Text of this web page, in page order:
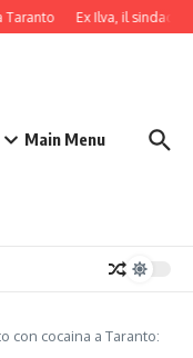
Ex Ilva, il sindaco
Main Menu
con cocaina a Taranto: